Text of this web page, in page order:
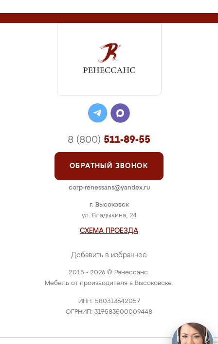
2015 - 2026 © Ренессанс.
Мебель от производителя в Высоковске.
ИНН: 580313642057
ОГРНИП: 317583500009448
г. Высоковск
ул. Владыкина, 24
СХЕМА ПРОЕЗДА
Добавить в избранное
8 (800) 511-89-55
ОБРАТНЫЙ ЗВОНОК
corp-renessans@yandex.ru